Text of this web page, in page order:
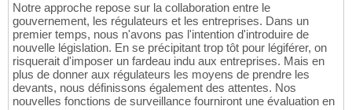
Notre approche repose sur la collaboration entre le
gouvernement, les régulateurs et les entreprises. Dans un
premier temps, nous n'avons pas l'intention d'introduire de
nouvelle législation. En se précipitant trop tôt pour légiférer, on
risquerait d'imposer un fardeau indu aux entreprises. Mais en
plus de donner aux régulateurs les moyens de prendre les
devants, nous définissons également des attentes. Nos
nouvelles fonctions de surveillance fourniront une évaluation en